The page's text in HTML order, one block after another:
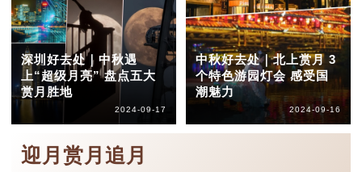
望，是指到了农历十
五、十六，月亮上光的一面
全部向着地球，这时月亮、
地球和太阳排成一条直线的
时刻，人们就能看到圆圆的
「满月」，就是所谓「月
圆」了。
农历...
深圳好去处｜中秋遇
上“超级月亮” 盘点五大
赏月胜地
2024-09-17
中秋好去处｜北上赏月 3
个特色游园灯会 感受国
潮魅力
2024-09-16
迎月赏月追月